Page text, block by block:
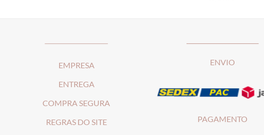
EMPRESA
ENTREGA
COMPRA SEGURA
REGRAS DO SITE
ENVIO
PAGAMENTO